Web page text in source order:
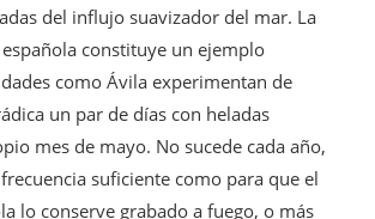
del influjo suavizador del mar. La
constituye un ejemplo
como Ávila experimentan de
un par de días con heladas
mes de mayo. No sucede cada año,
suficiente como para que el
lo conserve grabado a fuego, o más